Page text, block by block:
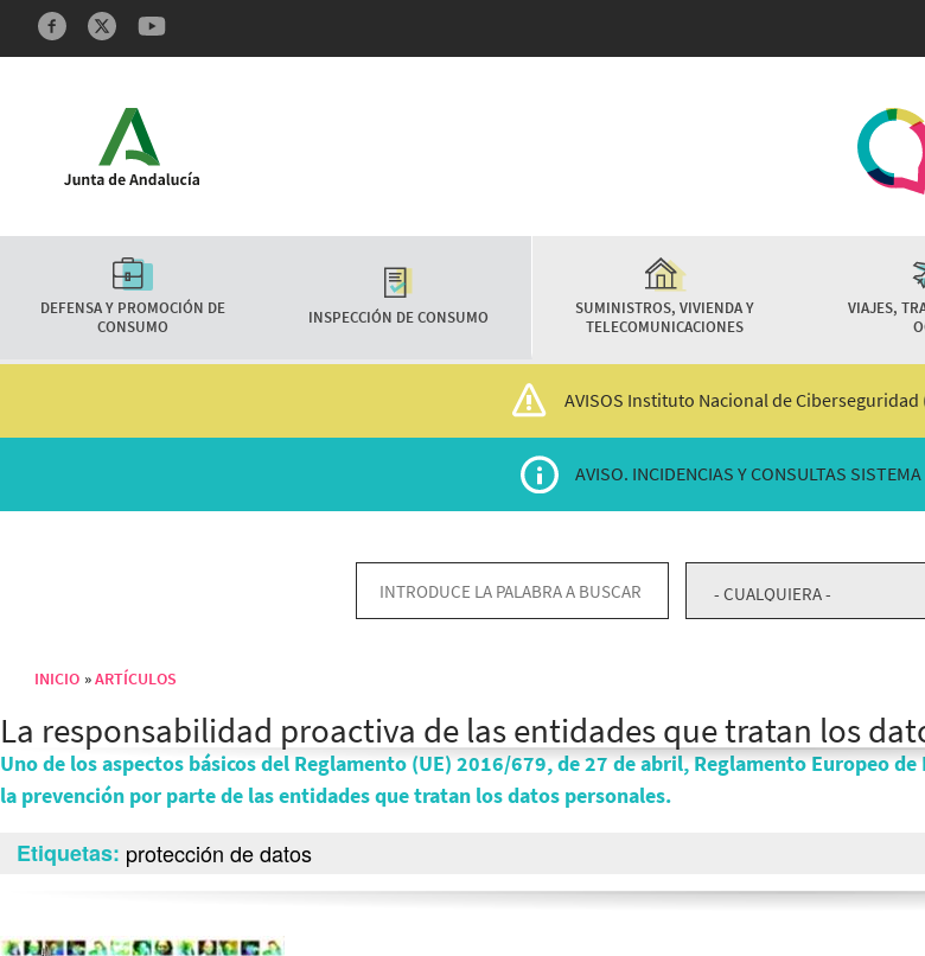
Redes sociales y Feeds
Características
DEFENSA Y PROMOCIÓN DE
CONSUMO
INSPECCIÓN DE CONSUMO
SUMINISTROS, VIVIENDA Y
TELECOMUNICACIONES
VIAJES,
AVISOS Instituto Nacional de Ciberseguridad
AVISO. INCIDENCIAS Y CONSULTAS
Sobrescribir enlaces de ayuda a la navegación
INICIO ARTÍCULOS
La responsabilidad proactiva de las entidades que tratan los
Uno de los aspectos básicos del Reglamento (UE) 2016/679, de 27 de abril, Reglamento Europeo
la prevención por parte de las entidades que tratan los datos personales.
Etiquetas protección de datos